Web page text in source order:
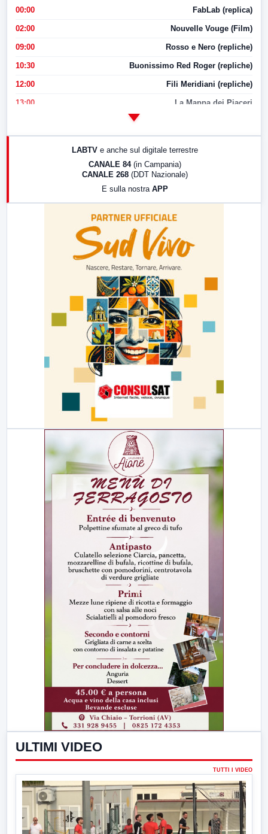
00:00 FabLab (replica)
02:00 Nouvelle Vouge (Film)
09:00 Rosso e Nero (repliche)
10:30 Buonissimo Red Roger (repliche)
12:00 Fili Meridiani (repliche)
13:00 La Mappa dei Piaceri
LABTV e anche sul digitale terrestre
CANALE 84 (in Campania)
CANALE 268 (DDT Nazionale)
E sulla nostra APP
ULTIMI VIDEO
TUTTI I VIDEO